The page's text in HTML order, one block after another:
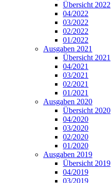
Übersicht 2022
04/2022
03/2022
02/2022
01/2022
Ausgaben 2021
Übersicht 2021
04/2021
03/2021
02/2021
01/2021
Ausgaben 2020
Übersicht 2020
04/2020
03/2020
02/2020
01/2020
Ausgaben 2019
Übersicht 2019
04/2019
03/2019